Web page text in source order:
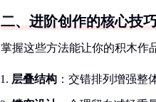
二、进阶创作的核心技
掌握这些方法能让你的积木作
层叠结构 ：交错排列增强整